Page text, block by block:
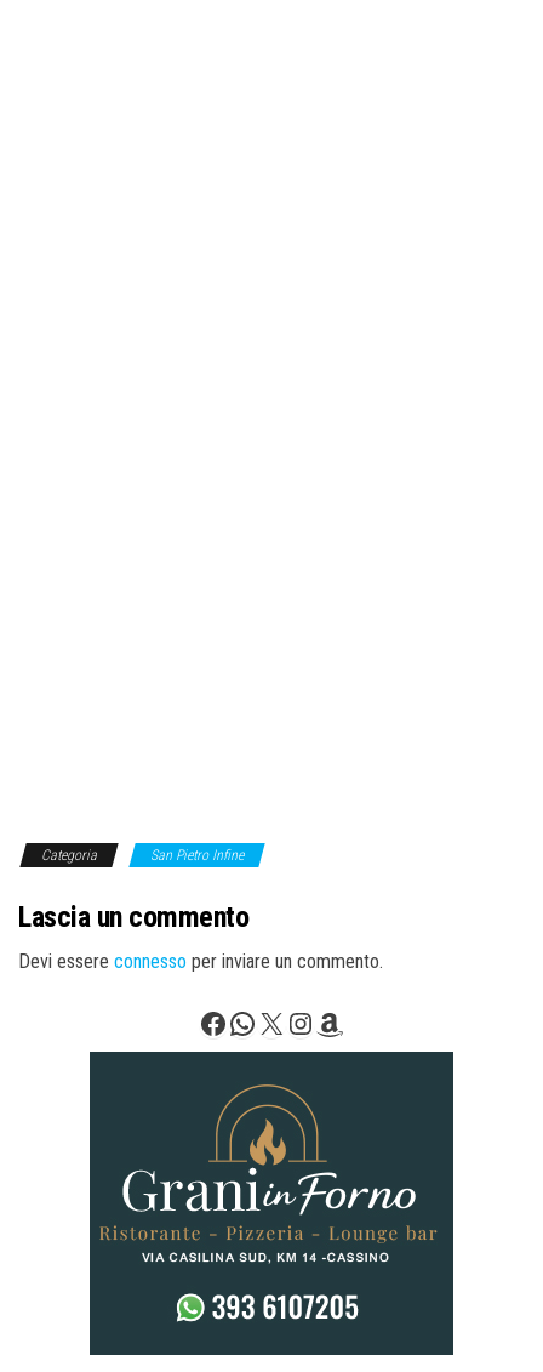
Categoria San Pietro Infine
Lascia un commento
Devi essere connesso per inviare un commento.
Facebook
WhatsApp
X Instagram
Amazon